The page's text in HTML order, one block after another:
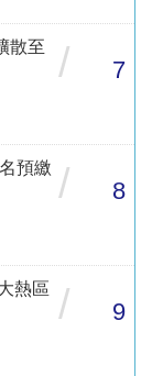
散至
/ 7
預繳 / 8
熱區 / 9